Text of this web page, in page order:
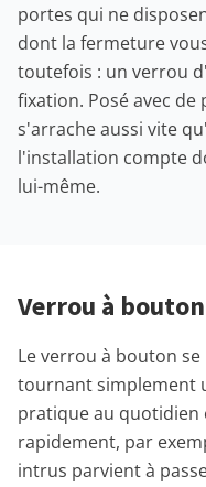
portes qui ne
dont la fermeture
toutefois : un verrou
fixation. Posé avec
s'arrache aussi vite
l'installation compte
lui-même.
Verrou à
Le verrou à bouton
tournant simplement
pratique au
rapidement, par
intrus parvient à